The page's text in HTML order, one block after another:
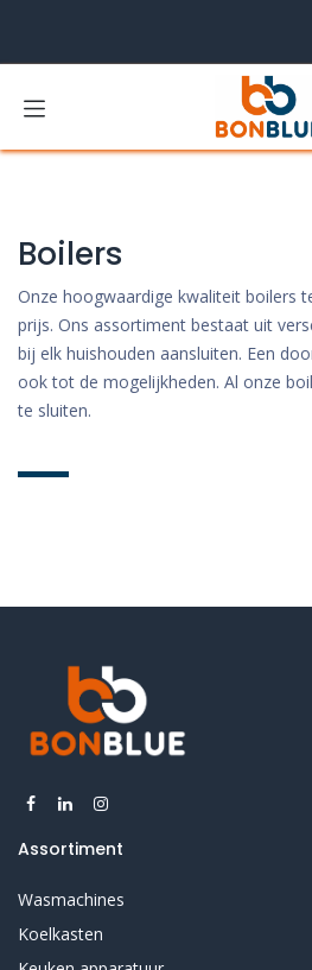
Boilers
Onze hoogwaardige kwaliteit boilers
prijs. Ons assortiment bestaat uit
bij elk huishouden aansluiten. Een
ook tot de mogelijkheden. Al onze
te sluiten.
Assortiment
Wasmachines
Koelkasten